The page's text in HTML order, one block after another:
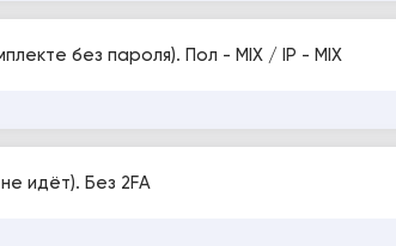
без пароля). Пол - MIX / IP - MIX
идёт). Без 2FA